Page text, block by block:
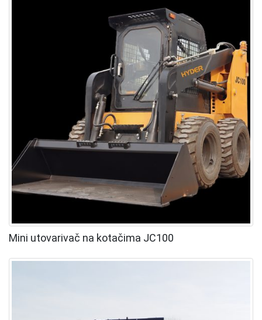
Mini utovarivač na kotačima JC100